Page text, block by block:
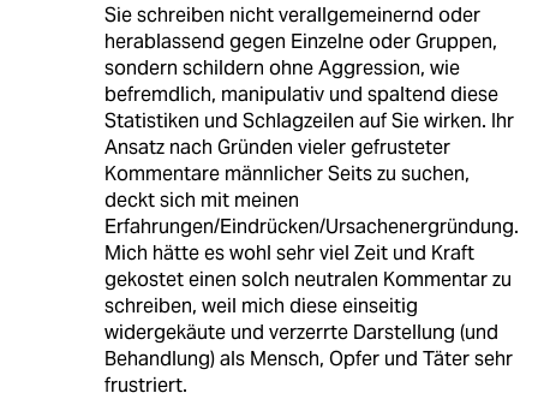
Sie schreiben nicht verallgemeinernd oder
herablassend gegen Einzelne oder Gruppen,
sondern schildern ohne Aggression, wie
befremdlich, manipulativ und spaltend diese
Statistiken und Schlagzeilen auf Sie wirken. Ihr
Ansatz nach Gründen vieler gefrusteter
Kommentare männlicher Seits zu suchen,
deckt sich mit meinen
Erfahrungen/Eindrücken/Ursachenergründung.
Mich hätte es wohl sehr viel Zeit und Kraft
gekostet einen solch neutralen Kommentar zu
schreiben, weil mich diese einseitig
widergekäute und verzerrte Darstellung (und
Behandlung) als Mensch, Opfer und Täter sehr
frustriert.